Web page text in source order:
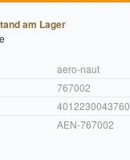
am Lager
aero-naut
767002
4012230043760
AEN-767002